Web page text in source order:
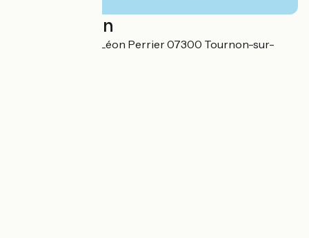
Localisation
2 Bis Promenade Léon Perrier 07300 Tournon-sur-